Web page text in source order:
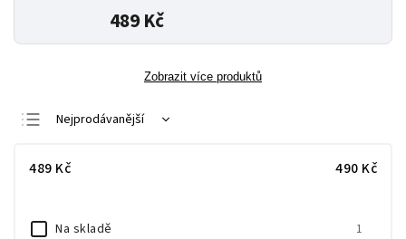
489 Kč
Zobrazit více produktů
Nejprodávanější
Nejdražší
489 Kč 490 Kč
Na skladě 1